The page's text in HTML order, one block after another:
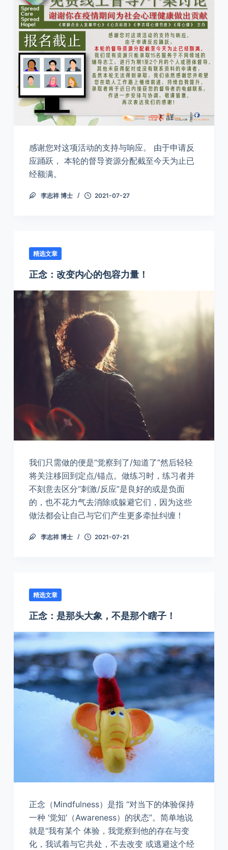
感谢您对这项活动的支持与响应。 由于申请反
应踊跃， 本轮的督导资源分配截至今天为止已
经额满。
李志祥 博士 2021-07-27
精选文章
正念：改变内心的包容力量！
我们只需做的便是“觉察到了/知道了”然后轻轻
将关注移回到定点/锚点。做练习时，练习者并
不刻意去区分“刺激/反应”是良好的或是负面
的，也不花力气去消除或躲避它们，因为这些
做法都会让自己与它们产生更多牵扯纠缠！
李志祥 博士 2021-07-21
精选文章
正念：是那头大象，不是那个瞎子！
正念（Mindfulness）是指 “对当下的体验保持
一种 ‘觉知’（Awareness）的状态”。简单地说
就是“我有某个 体验，我觉察到他的存在与变
化，我试着与它共处，不去改变 或逃避这个经